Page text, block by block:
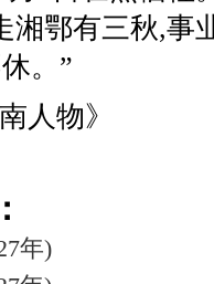
湘鄂有三秋,事
。”
人物》
年)